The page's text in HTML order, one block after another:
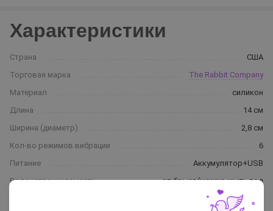
Характеристики
Страна
США
Торговая марка
The Rabbit Company
Материал
силикон
Длина
14 см
Ширина (диаметр)
2,8 см
Кол-во режимов вибрации
6
Питание
Аккумулятор+USB
Водонепроницаемость
от брызг (можно мыть под
струей воды)